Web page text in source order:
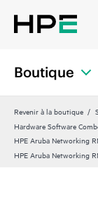
Boutique
Revenir à la boutique
Hardware Software
HPE Aruba Networking
HPE Aruba Networking